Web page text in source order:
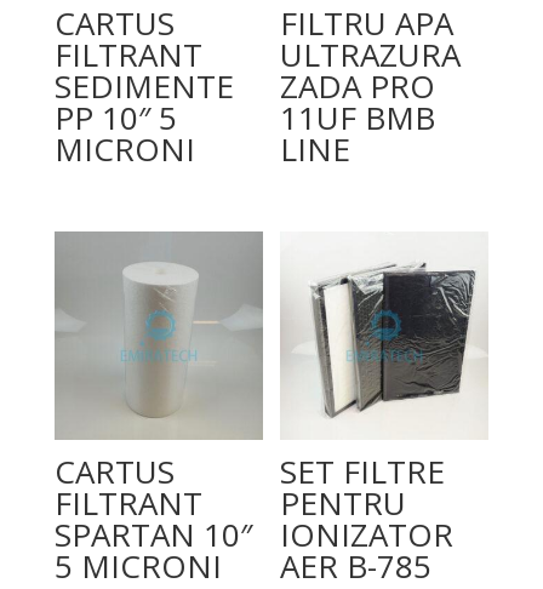
CARTUS
FILTRANT
SEDIMENTE
PP 10″ 5
MICRONI
FILTRU APA
ULTRAZURA
ZADA PRO
11UF BMB
LINE
CARTUS
FILTRANT
SPARTAN 10″
5 MICRONI
SET FILTRE
PENTRU
IONIZATOR
AER B-785